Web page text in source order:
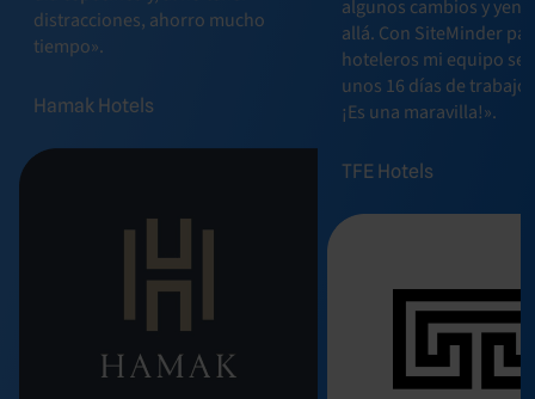
distracciones, ahorro mucho
tiempo».
Hamak Hotels
algunos cambios y
allá. Con SiteMinder
hoteleros mi equipo se
unos 16 días de trabajo
¡Es una maravilla!».
TFE Hotels